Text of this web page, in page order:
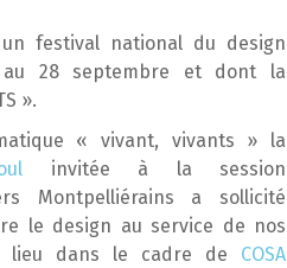
un festival national du design
28 septembre et dont la
».
« vivant, vivants » la
invitée à la session
Montpelliérains a sollicité
le design au service de nos
lieu dans le cadre de COSA